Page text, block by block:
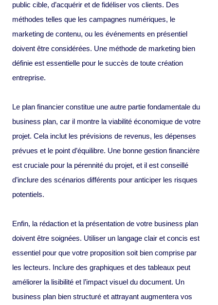
public cible, d’acquérir et de fidéliser vos clients. Des
méthodes telles que les campagnes numériques, le
marketing de contenu, ou les événements en présentiel
doivent être considérées. Une méthode de marketing bien
définie est essentielle pour le succès de toute création
entreprise.
Le plan financier constitue une autre partie fondamentale du
business plan, car il montre la viabilité économique de votre
projet. Cela inclut les prévisions de revenus, les dépenses
prévues et le point d’équilibre. Une bonne gestion financière
est cruciale pour la pérennité du projet, et il est conseillé
d’inclure des scénarios différents pour anticiper les risques
potentiels.
Enfin, la rédaction et la présentation de votre business plan
doivent être soignées. Utiliser un langage clair et concis est
essentiel pour que votre proposition soit bien comprise par
les lecteurs. Inclure des graphiques et des tableaux peut
améliorer la lisibilité et l’impact visuel du document. Un
business plan bien structuré et attrayant augmentera vos